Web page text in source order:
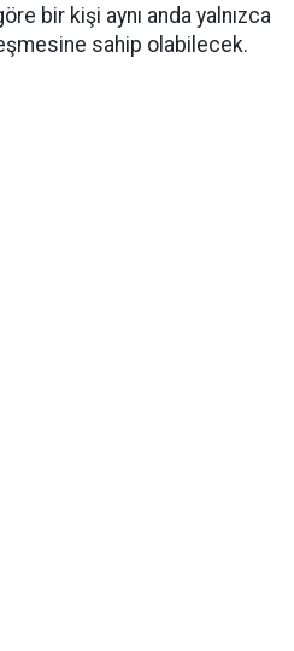
bir kişi aynı anda yalnızca
sahip olabilecek.